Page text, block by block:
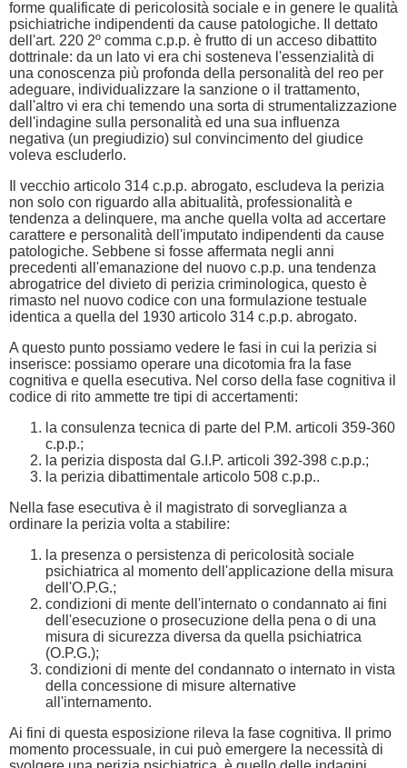
forme qualificate di pericolosità sociale e in genere le qualità
psichiatriche indipendenti da cause patologiche. Il dettato
dell'art. 220 2º comma c.p.p. è frutto di un acceso dibattito
dottrinale: da un lato vi era chi sosteneva l'essenzialità di
una conoscenza più profonda della personalità del reo per
adeguare, individualizzare la sanzione o il trattamento,
dall'altro vi era chi temendo una sorta di strumentalizzazione
dell'indagine sulla personalità ed una sua influenza
negativa (un pregiudizio) sul convincimento del giudice
voleva escluderlo.
Il vecchio articolo 314 c.p.p. abrogato, escludeva la perizia
non solo con riguardo alla abitualità, professionalità e
tendenza a delinquere, ma anche quella volta ad accertare
carattere e personalità dell'imputato indipendenti da cause
patologiche. Sebbene si fosse affermata negli anni
precedenti all'emanazione del nuovo c.p.p. una tendenza
abrogatrice del divieto di perizia criminologica, questo è
rimasto nel nuovo codice con una formulazione testuale
identica a quella del 1930 articolo 314 c.p.p. abrogato.
A questo punto possiamo vedere le fasi in cui la perizia si
inserisce: possiamo operare una dicotomia fra la fase
cognitiva e quella esecutiva. Nel corso della fase cognitiva il
codice di rito ammette tre tipi di accertamenti:
la consulenza tecnica di parte del P.M. articoli 359-360
c.p.p.;
la perizia disposta dal G.I.P. articoli 392-398 c.p.p.;
la perizia dibattimentale articolo 508 c.p.p..
Nella fase esecutiva è il magistrato di sorveglianza a
ordinare la perizia volta a stabilire:
la presenza o persistenza di pericolosità sociale
psichiatrica al momento dell'applicazione della misura
dell'O.P.G.;
condizioni di mente dell'internato o condannato ai fini
dell'esecuzione o prosecuzione della pena o di una
misura di sicurezza diversa da quella psichiatrica
(O.P.G.);
condizioni di mente del condannato o internato in vista
della concessione di misure alternative
all'internamento.
Ai fini di questa esposizione rileva la fase cognitiva. Il primo
momento processuale, in cui può emergere la necessità di